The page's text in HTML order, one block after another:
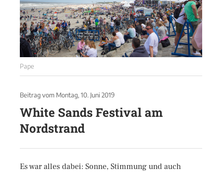
Pape
Beitrag vom Montag, 10. Juni 2019
White Sands Festival am
Nordstrand
Es war alles dabei: Sonne, Stimmung und auch